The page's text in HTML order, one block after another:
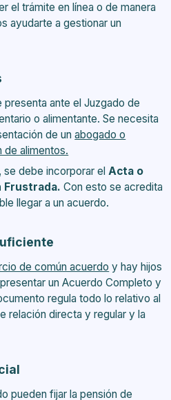
el trámite en línea o de manera
ayudarte a gestionar un
presenta ante el Juzgado de
o alimentante. Se necesita
de unabogado o
de alimentos.
se debe incorporar elActa o
Frustrada.Con esto se acredita
llegar a un acuerdo.
de común acuerdo y hay hijos
un Acuerdo Completo y
regula todo lo relativo al
relación directa y regular y la
pueden fijar la pensión de